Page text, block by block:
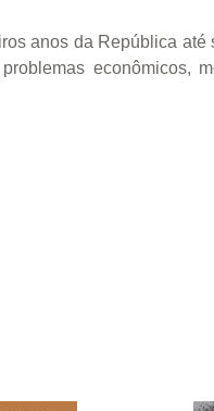
anos da República até
econômicos,